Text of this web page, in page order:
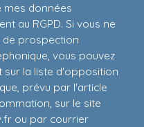
mes données
au RGPD. Si vous ne
de prospection
vous pouvez
la liste d'opposition
prévu par l'article
sur le site
ou par courrier